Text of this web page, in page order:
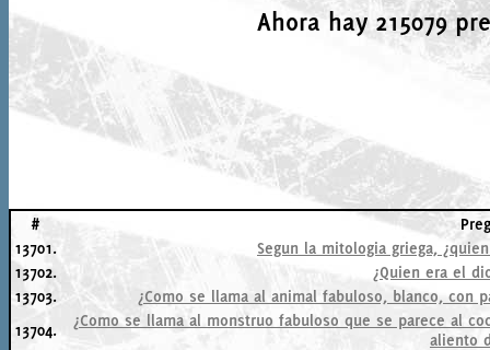
Ahora hay 215079
#
13701.
Segun la mitologia griega,
13702.
¿Quien era el
13703.
¿Como se llama al animal fabuloso, blanco, con
13704.
¿Como se llama al monstruo fabuloso que se parece al
aliento